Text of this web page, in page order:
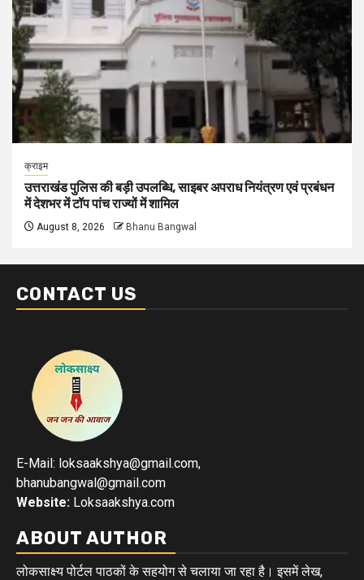
क्राइम
उत्तराखंड पुलिस की बड़ी उपलब्धि, साइबर अपराध नियंत्रण एवं प्रबंधन
में देशभर में टॉप पांच राज्यों में शामिल
August 8, 2026 Bhanu Bangwal
CONTACT US
E-Mail: loksaakshya@gmail.com,
bhanubangwal@gmail.com
Website: Loksaakshya.com
ABOUT AUTHOR
लोकसाक्ष्य पोर्टल पाठकों के सहयोग से चलाया जा रहा है। इसमें लेख,